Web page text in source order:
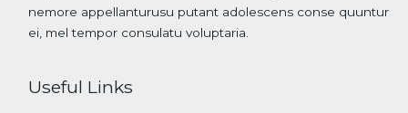
nemore appellanturusu putant adolescens conse quuntur
ei, mel tempor consulatu voluptaria.
Useful Links